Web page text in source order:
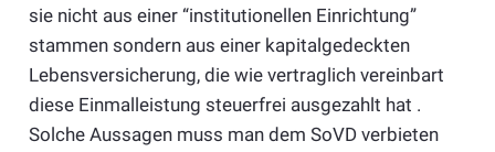
sie nicht aus einer “institutionellen Einrichtung”
stammen sondern aus einer kapitalgedeckten
Lebensversicherung, die wie vertraglich vereinbart
diese Einmalleistung steuerfrei ausgezahlt hat .
Solche Aussagen muss man dem SoVD verbieten